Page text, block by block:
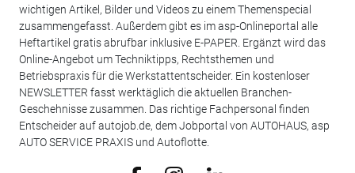
wichtigen Artikel, Bilder und Videos zu einem Themenspecial
zusammengefasst. Außerdem gibt es im asp-Onlineportal alle
Heftartikel gratis abrufbar inklusive E-PAPER. Ergänzt wird das
Online-Angebot um Techniktipps, Rechtsthemen und
Betriebspraxis für die Werkstattentscheider. Ein kostenloser
NEWSLETTER fasst werktäglich die aktuellen Branchen-
Geschehnisse zusammen. Das richtige Fachpersonal finden
Entscheider auf autojob.de, dem Jobportal von AUTOHAUS, asp
AUTO SERVICE PRAXIS und Autoflotte.